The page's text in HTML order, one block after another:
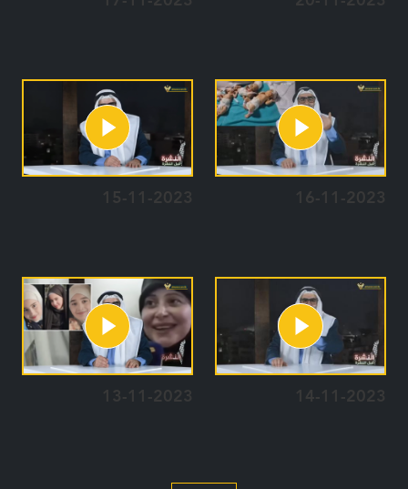
16-11-2023
15-11-2023
14-11-2023
13-11-2023